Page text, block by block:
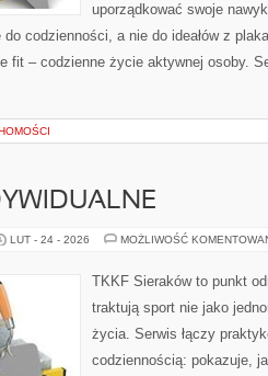
uporządkować swoje
codzienności, a nie do ideałów z
fit – codzienne życie aktywnej osoby.
LUT - 24 - 2026 MOŻLIWOŚĆ
TKKF Sieraków to punkt
traktują sport nie jako
życia. Serwis łączy
codziennością: pokazuje,